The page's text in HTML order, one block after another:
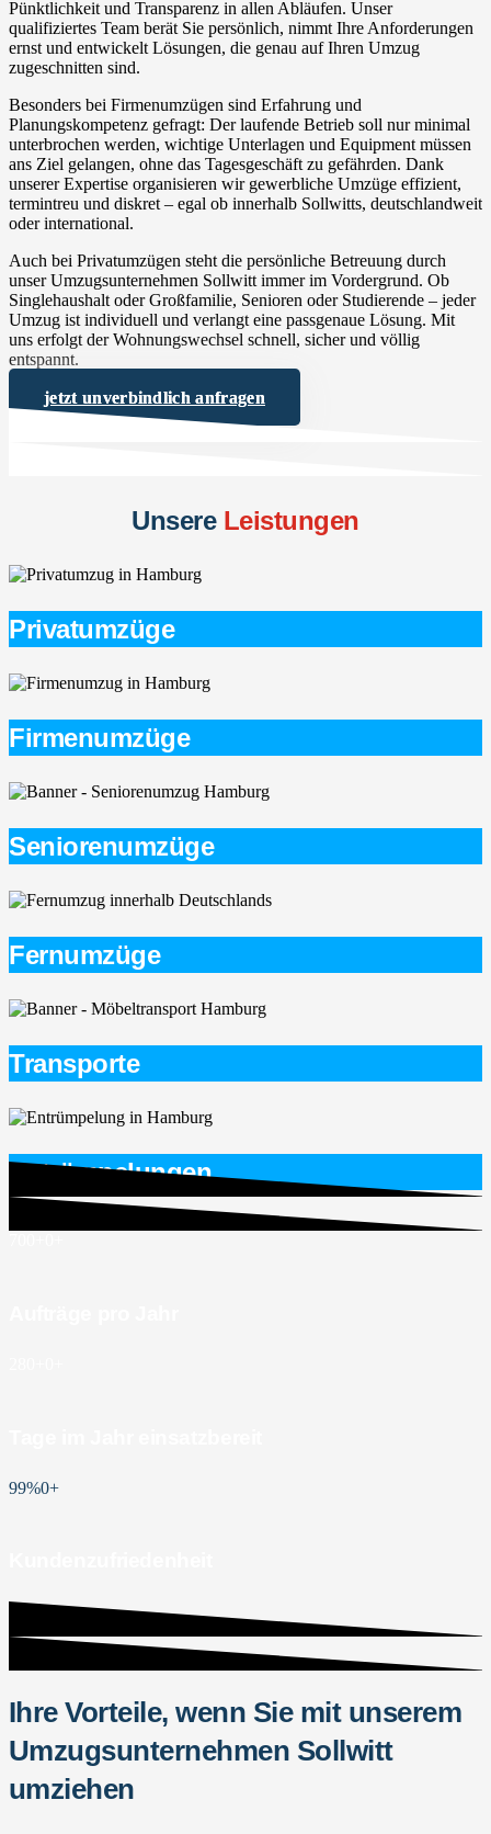
Pünktlichkeit und Transparenz in allen Abläufen. Unser
qualifiziertes Team berät Sie persönlich, nimmt Ihre Anforderungen
ernst und entwickelt Lösungen, die genau auf Ihren Umzug
zugeschnitten sind.
Besonders bei Firmenumzügen sind Erfahrung und
Planungskompetenz gefragt: Der laufende Betrieb soll nur minimal
unterbrochen werden, wichtige Unterlagen und Equipment müssen
ans Ziel gelangen, ohne das Tagesgeschäft zu gefährden. Dank
unserer Expertise organisieren wir gewerbliche Umzüge effizient,
termintreu und diskret – egal ob innerhalb Sollwitts, deutschlandweit
oder international.
Auch bei Privatumzügen steht die persönliche Betreuung durch
unser Umzugsunternehmen Sollwitt immer im Vordergrund. Ob
Singlehaushalt oder Großfamilie, Senioren oder Studierende – jeder
Umzug ist individuell und verlangt eine passgenaue Lösung. Mit
uns erfolgt der Wohnungswechsel schnell, sicher und völlig
entspannt.
jetzt unverbindlich anfragen
UnsereLeistungen
Privatumzüge
Firmenumzüge
Seniorenumzüge
Fernumzüge
Transporte
Entrümpelungen
99%0+
Ihre Vorteile, wenn Sie mit unserem
Umzugsunternehmen Sollwitt
umziehen